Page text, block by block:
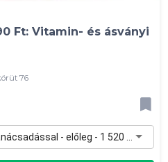
Ft: Vitamin- és ásványi
76